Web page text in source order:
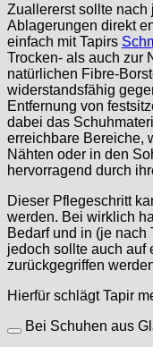
Zuallererst sollte nach
Ablagerungen direkt
einfach mit Tapirs
Trocken- als auch zur
natürlichen Fibre-
widerstandsfähig
Entfernung von
dabei das
erreichbare Bereiche,
Nähten oder in den
hervorragend durch
Dieser Pflegeschritt
werden. Bei wirklich
Bedarf und in (je
jedoch sollte auch auf
zurückgegriffen
Hierfür schlägt Tapir
Bei Schuhen aus